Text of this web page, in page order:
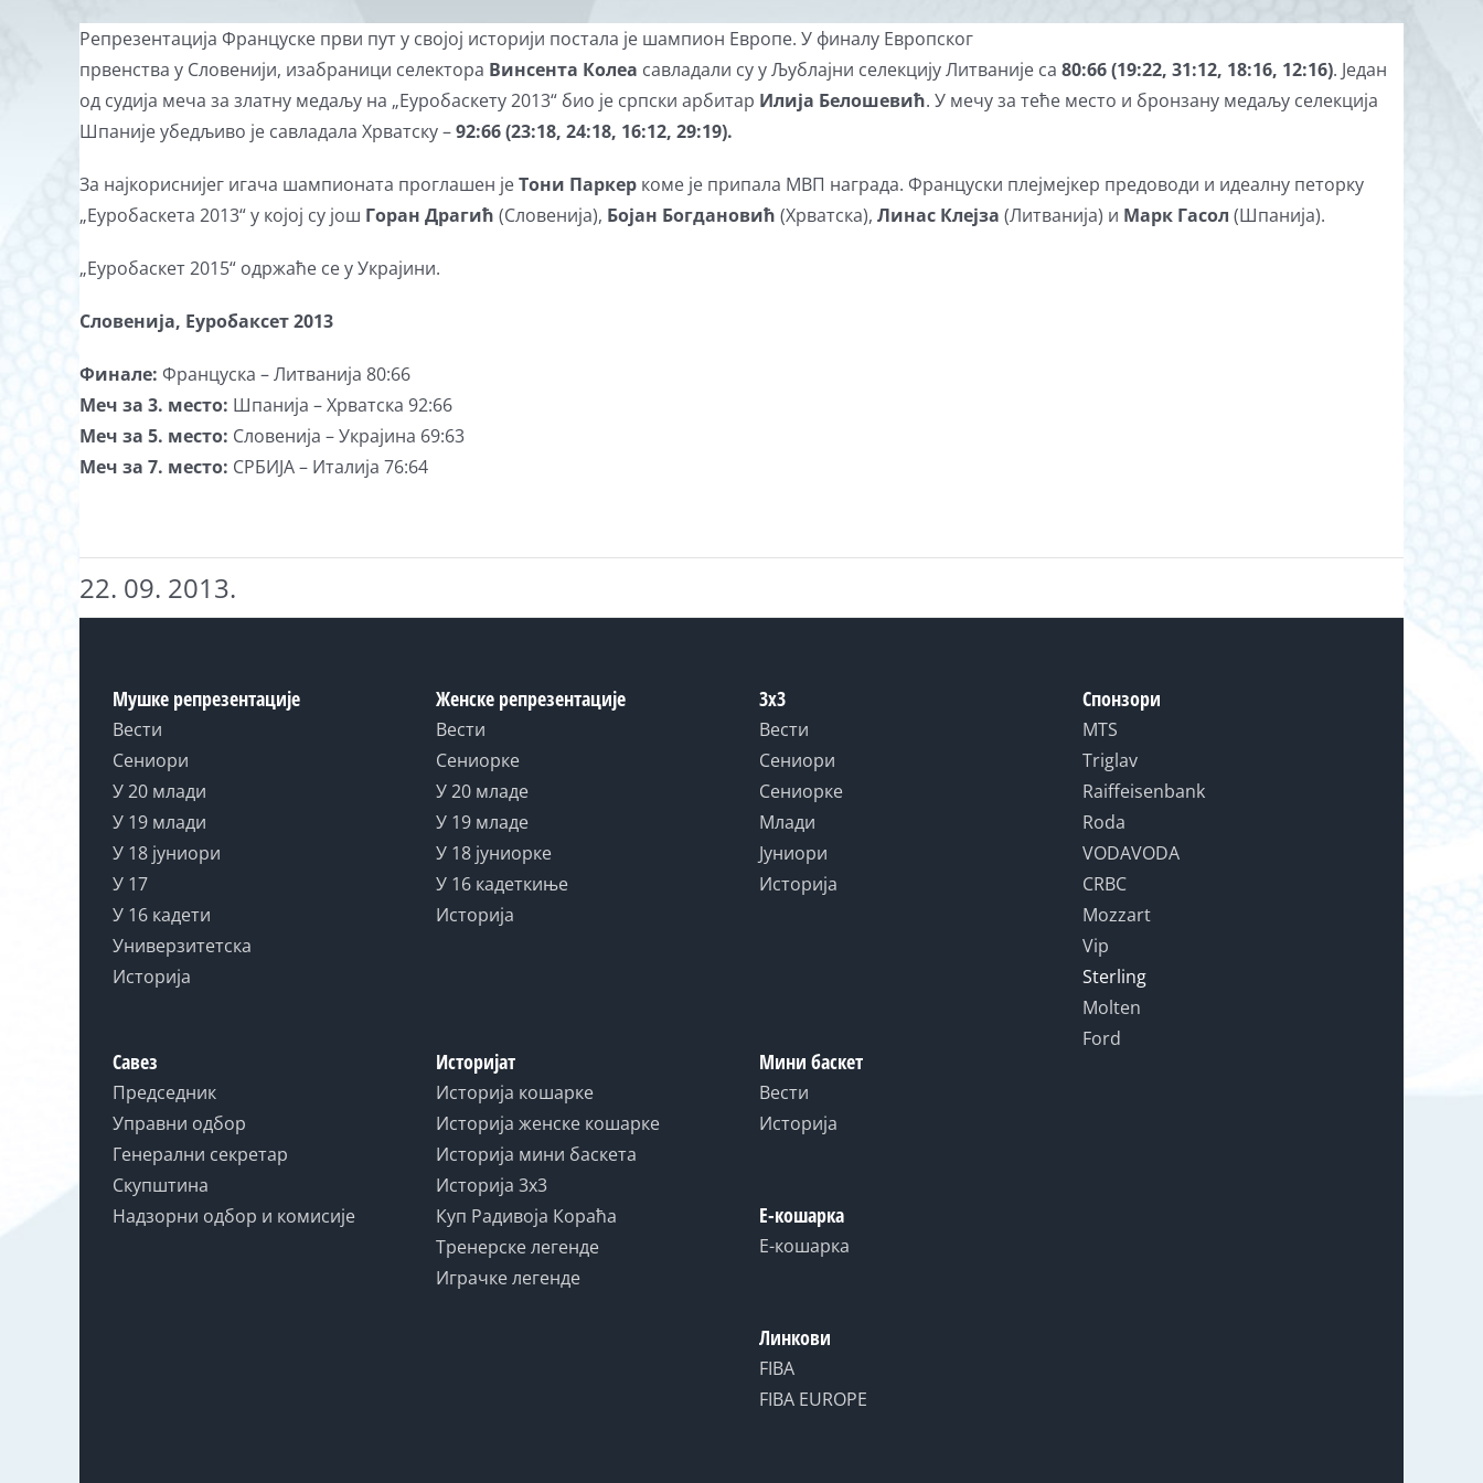
Репрезентација Француске први пут у својој историји постала је шампион Европе. У финалу Европског
првенства у Словенији, изабраници селектора Винсента Колеа савладали су у Љублајни селекцију Литваније са 80:66 (19:22, 31:12, 18:16, 12:16). Један
од судија меча за златну медаљу на „Еуробаскету 2013“ био је српски арбитар Илија Белошевић. У мечу за теће место и бронзану медаљу селекција
Шпаније убедљиво је савладала Хрватску –92:66 (23:18, 24:18, 16:12, 29:19).
За најкориснијег игача шампионата проглашен јеТони Паркер коме је припала МВП награда. Француски плејмејкер предоводи и идеалну петорку
„Еуробаскета 2013“ у којој су још Горан Драгић (Словенија), Бојан Богдановић (Хрватска), Линас Клејза (Литванија) и Марк Гасол (Шпанија).
„Еуробаскет 2015“ одржаће се у Украјини.
Словенија, Еуробаксет 2013
Финале: Француска – Литванија 80:66
Меч за 3. место: Шпанија – Хрватска 92:66
Меч за 5. место: Словенија – Украјина 69:63
Меч за 7. место: СРБИЈА – Италија 76:64
22. 09. 2013.
Мушке репрезентације
Вести
Сениори
У 20 млади
У 19 млади
У 18 јуниори
У 17
У 16 кадети
Универзитетска
Историја
Савез
Председник
Управни одбор
Генерални секретар
Скупштина
Надзорни одбор и комисије
Женске репрезентације
Вести
Сениорке
У 20 младе
У 19 младе
У 18 јуниорке
У 16 кадеткиње
Историја
Историјат
Историја кошарке
Историја женске кошарке
Историја мини баскета
Историја 3x3
Куп Радивоја Кораћа
Тренерске легенде
Играчке легенде
3x3
Вести
Сениори
Сениорке
Млади
Јуниори
Историја
Мини баскет
Вести
Историја
Е-кошарка
Е-кошарка
Линкови
FIBA
FIBA EUROPE
Спонзори
MTS
Triglav
Raiffeisenbank
Roda
VODAVODA
CRBC
Mozzart
Vip
Sterling
Molten
Ford